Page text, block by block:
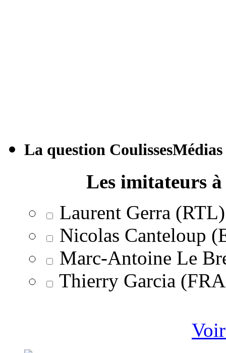
La question CoulissesMédias
Les imitateurs
Laurent Gerra (RTL)
Nicolas Canteloup
Marc-Antoine Le
Thierry Garcia